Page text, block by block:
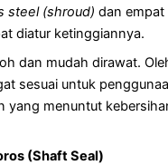
steel (shroud) dan empat
diatur ketinggiannya.
dan mudah dirawat.
sesuai untuk
yang menuntut
(Shaft Seal)